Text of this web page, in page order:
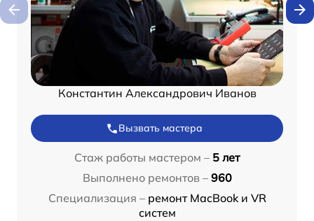
Константин Александрович Иванов
Вызвать мастера
Стаж работы мастером – 5 лет
Выполнено ремонтов – 960
Специализация – ремонт MacBook и VR
систем